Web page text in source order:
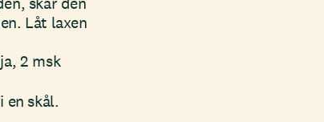
Låt laxen
2 msk
en skål.